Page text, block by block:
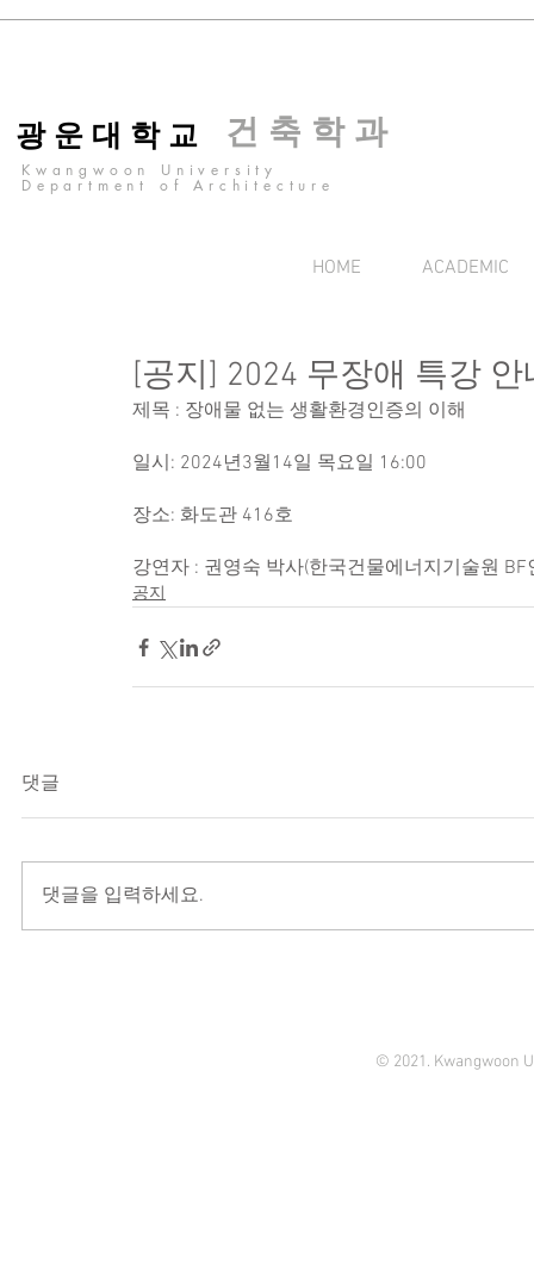
Kwangwoon University
Department of Architecture
광 운 대 학 교 건 축 학 과
HOME ACADEMIC
[공지] 2024 무장애 특강 안
제목 : 장애물 없는 생활환경인증의 이해
일시: 2024년3월14일 목요일 16:00
장소: 화도관 416호
강연자 : 권영숙 박사(한국건물에너지기술원
공지
댓글
댓글을 입력하세요.
© 2021. Kwangwoon